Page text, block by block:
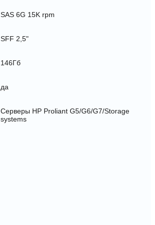
SAS 6G 15K rpm
SFF 2,5"
146Гб
да
Серверы HP Proliant G5/G6/G7/Storage
systems